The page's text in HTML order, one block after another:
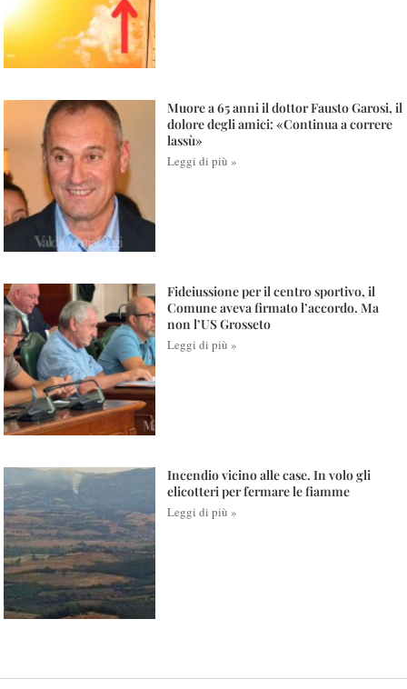
Muore a 65 anni il dottor Fausto Garosi, il
dolore degli amici: «Continua a correre
lassù»
Leggi di più »
Fideiussione per il centro sportivo, il
Comune aveva firmato l’accordo. Ma
non l’US Grosseto
Leggi di più »
Incendio vicino alle case. In volo gli
elicotteri per fermare le fiamme
Leggi di più »